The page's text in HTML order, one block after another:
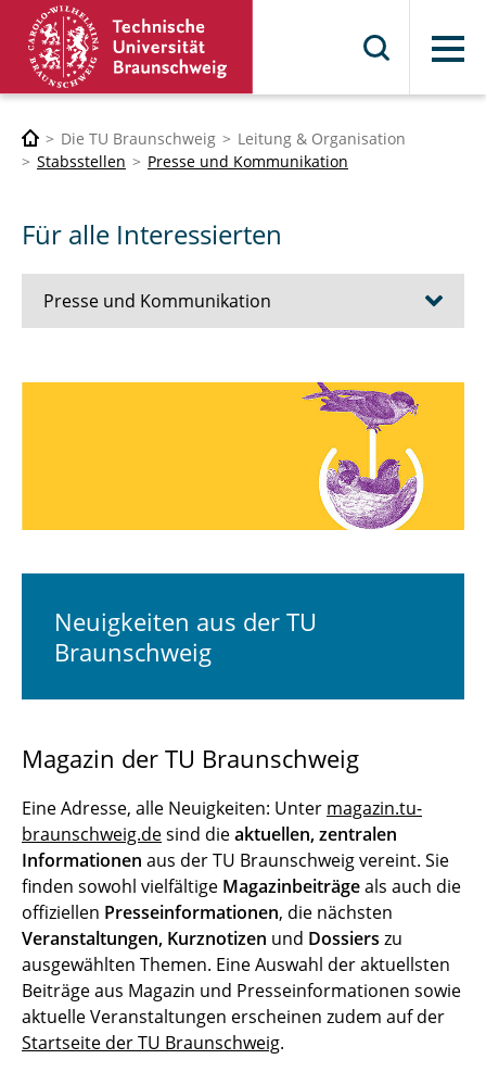
Menü
Die TU Braunschweig
Leitung & Organisation
Stabsstellen
Presse und Kommunikation
Für alle Interessierten
Presse und Kommunikation
Für Beschäftigte der TU Braunschweig
Für Forschende und Kommunikations­
Für CMS-Redakteur*innen der TU
Team der Presse und Kommunikation
Neuigkeiten aus der TU
Braunschweig
Magazin der TU Braunschweig
Eine Adresse, alle Neuigkeiten: Unter magazin.tu-
braunschweig.desind dieaktuellen, zentralen
Informationen aus der TU Braunschweig vereint. Sie
finden sowohl vielfältige Magazinbeiträgeals auch die
offiziellen Presseinformationen, die nächsten
Veranstaltungen, Kurznotizen und Dossiers zu
ausgewählten Themen. Eine Auswahl der aktuellsten
Beiträge aus Magazin und Presseinformationen sowie
aktuelle Veranstaltungen erscheinen zudem auf der
Startseite der TU Braunschweig.